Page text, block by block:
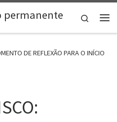
permanente
Search
DE REFLEXÃO PARA O INÍCIO